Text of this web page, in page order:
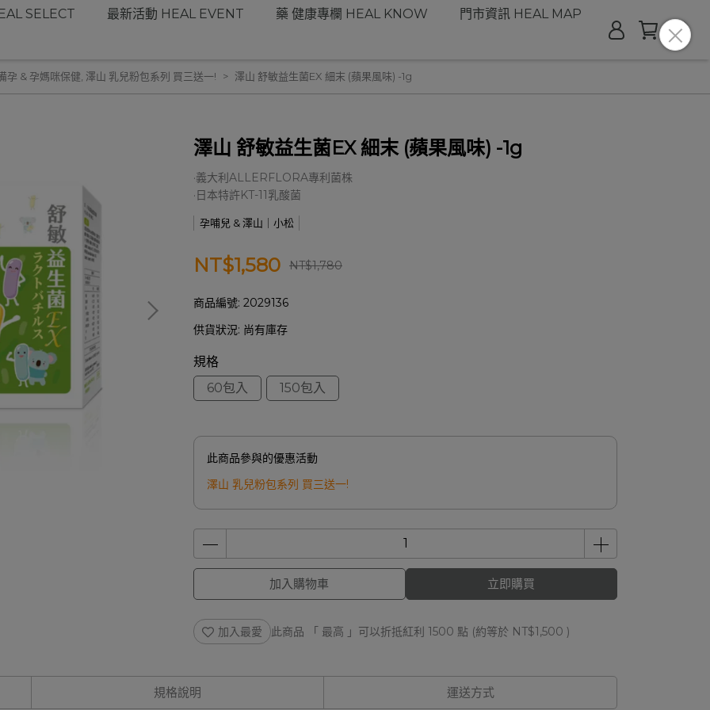
SELECT 最新活動 HEAL EVENT 藥 健康專欄 HEAL KNOW 門市資訊 HEAL MAP
孕 & 孕媽咪保健, 澤山 乳兒粉包系列 買三送一! 澤山 舒敏益生菌EX 細末 (蘋果風味) -1g
澤山 舒敏益生菌EX 細末 (蘋果風味) -1g
·義大利ALLERFLORA專利菌株
·日本特許KT-11乳酸菌
孕哺兒 & 澤山｜小松
NT$1,580 NT$1,780
商品編號: 2029136
供貨狀況: 尚有庫存
規格
60包入
150包入
此商品參與的優惠活動
澤山 乳兒粉包系列 買三送一!
加入購物車 立即購買
加入最愛 此商品 「 最高 」可以折抵紅利 1500 點 (約等於 NT$1,500 )
規格說明 運送方式